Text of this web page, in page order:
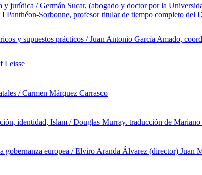
jurídica / Germán Sucar, (abogado y doctor por la
Panthéon-Sorbonne, profesor titular de tiempo completo del
y supuestos prácticos / Juan Antonio García Amado,
Leisse
/ Carmen Márquez Carrasco
identidad, Islam / Douglas Murray. traducción de
gobernanza europea / Elviro Aranda Álvarez (director) Juan